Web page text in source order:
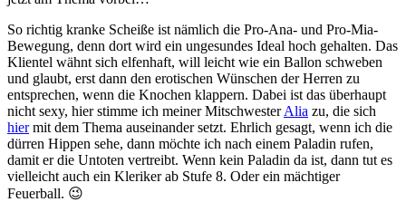
So richtig kranke Scheiße ist nämlich die Pro-Ana- und Pro-Mia-
Bewegung, denn dort wird ein ungesundes Ideal hoch gehalten. Das
Klientel wähnt sich elfenhaft, will leicht wie ein Ballon schweben
und glaubt, erst dann den erotischen Wünschen der Herren zu
entsprechen, wenn die Knochen klappern. Dabei ist das überhaupt
nicht sexy, hier stimme ich meiner MitschwesterAlia zu, die sich
hiermit dem Thema auseinander setzt. Ehrlich gesagt, wenn ich die
dürren Hippen sehe, dann möchte ich nach einem Paladin rufen,
damit er die Untoten vertreibt. Wenn kein Paladin da ist, dann tut es
vielleicht auch ein Kleriker ab Stufe 8. Oder ein mächtiger
Feuerball. 😉